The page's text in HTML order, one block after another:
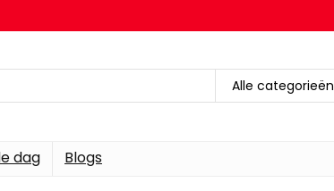
Alle categorieën
dag Blogs